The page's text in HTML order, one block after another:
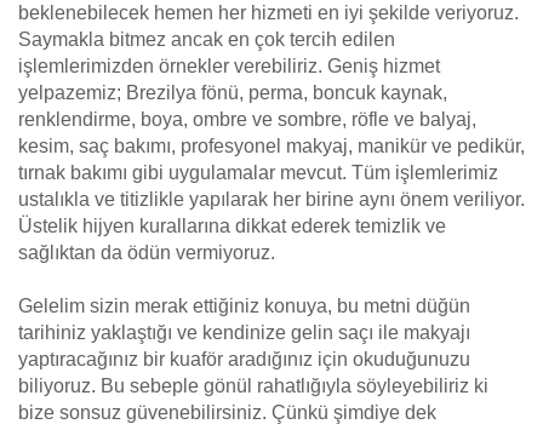
beklenebilecek hemen her hizmeti en iyi şekilde veriyoruz.
Saymakla bitmez ancak en çok tercih edilen
işlemlerimizden örnekler verebiliriz. Geniş hizmet
yelpazemiz; Brezilya fönü, perma, boncuk kaynak,
renklendirme, boya, ombre ve sombre, röfle ve balyaj,
kesim, saç bakımı, profesyonel makyaj, manikür ve pedikür,
tırnak bakımı gibi uygulamalar mevcut. Tüm işlemlerimiz
ustalıkla ve titizlikle yapılarak her birine aynı önem veriliyor.
Üstelik hijyen kurallarına dikkat ederek temizlik ve
sağlıktan da ödün vermiyoruz.
Gelelim sizin merak ettiğiniz konuya, bu metni düğün
tarihiniz yaklaştığı ve kendinize gelin saçı ile makyajı
yaptıracağınız bir kuaför aradığınız için okuduğunuzu
biliyoruz. Bu sebeple gönül rahatlığıyla söyleyebiliriz ki
bize sonsuz güvenebilirsiniz. Çünkü şimdiye dek